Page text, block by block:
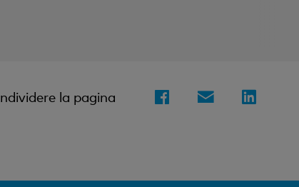
la pagina